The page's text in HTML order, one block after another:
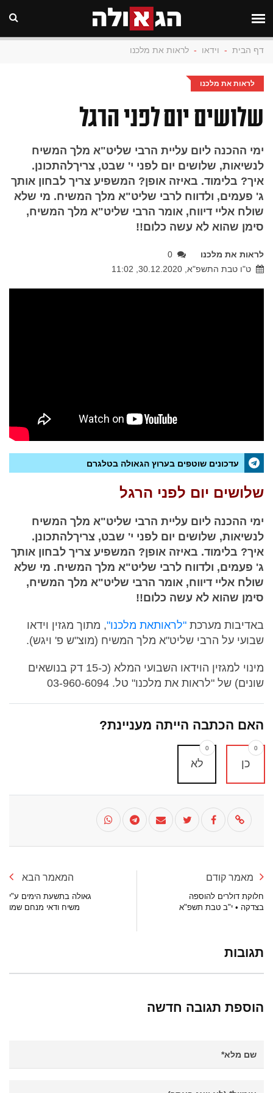
דף הבית - וידאו - לראות את מלכנו
לראות את מלכנו
שלושים יום לפני הרגל
ימי ההכנה ליום עליית הרבי שליט"א מלך המשיח
לנשיאות, שלושים יום לפני י' שבט, צריךלהתכונן.
איך? בלימוד. באיזה אופן? המשפיע צריך לבחון אותך
ג' פעמים, ולדווח לרבי שליט"א מלך המשיח. מי שלא
שולח אליי דיווח, אומר הרבי שליט"א מלך המשיח,
סימן שהוא לא עשה כלום!!
לראות את מלכנו
0
ט"ו טבת התשפ"א, 30.12.2020, 11:02
עדכונים שוטפים בערוץ הגאולה בטלגרם
שלושים יום לפני הרגל
ימי ההכנה ליום עליית הרבי שליט"א מלך המשיח
לנשיאות, שלושים יום לפני י' שבט, צריךלהתכונן.
איך? בלימוד. באיזה אופן? המשפיע צריך לבחון אותך
ג' פעמים, ולדווח לרבי שליט"א מלך המשיח. מי שלא
שולח אליי דיווח, אומר הרבי שליט"א מלך המשיח,
סימן שהוא לא עשה כלום!!
באדיבות מערכת "לראותאת מלכנו", מתוך מגזין וידאו
שבועי על הרבי שליט"א מלך המשיח (מוצ"ש פ' ויגש).
מינוי למגזין הוידאו השבועי המלא (כ-15 דק בנושאים
שונים) של "לראות את מלכנו" טל. 03-960-6094
האם הכתבה הייתה מעניינת?
כן
0
לא
0
מאמר קודם
חלוקת דולרים להוספה
בצדקה • י"ב טבת תשפ"א
המאמר הבא
גאולה בתשעת הימים ע"י
משיח ודאי מנחם שמו
תגובות
הוספת תגובה חדשה